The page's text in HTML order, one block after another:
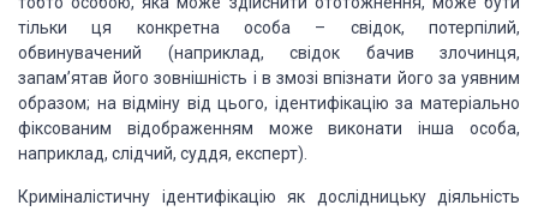
тільки ця конкретна особа – свідок, потерпілий,
обвинувачений (наприклад, свідок бачив злочинця,
запам’ятав його зовнішність і в змозі впізнати його за уявним
образом; на відміну від цього, ідентифікацію за матеріально
фіксованим відображенням може виконати інша особа,
наприклад, слідчий, суддя, експерт).
Криміналістичну ідентифікацію як дослідницьку діяльність